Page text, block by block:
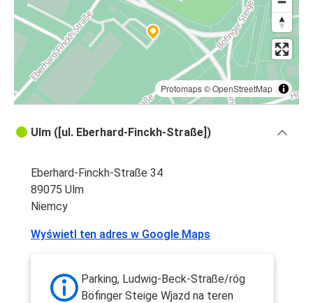
Protomaps©OpenStreetMap
Ulm ([ul. Eberhard-Finckh-Straße])
Eberhard-Finckh-Straße 34
89075 Ulm
Niemcy
Wyświetl ten adres w Google Maps
Parking, Ludwig-Beck-Straße/róg
Böfinger Steige Wjazd na teren